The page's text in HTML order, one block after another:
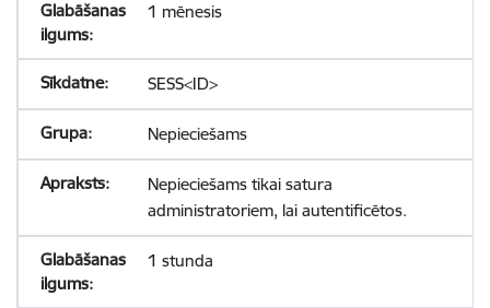
1 mēnesis
SESS<ID>
Nepieciešams
Nepieciešams tikai satura
administratoriem, lai autentificētos.
1 stunda